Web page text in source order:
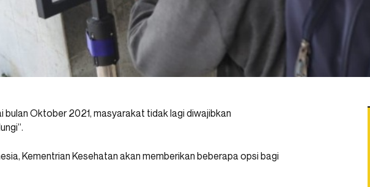
bulan Oktober 2021, masyarakat tidak lagi diwajibkan
Kementrian Kesehatan akan memberikan beberapa opsi bagi